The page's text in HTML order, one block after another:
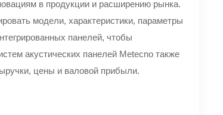
в продукции и расширению рынка.
модели, характеристики, параметры
панелей, чтобы
акустических панелей Metecno также
цены и валовой прибыли.